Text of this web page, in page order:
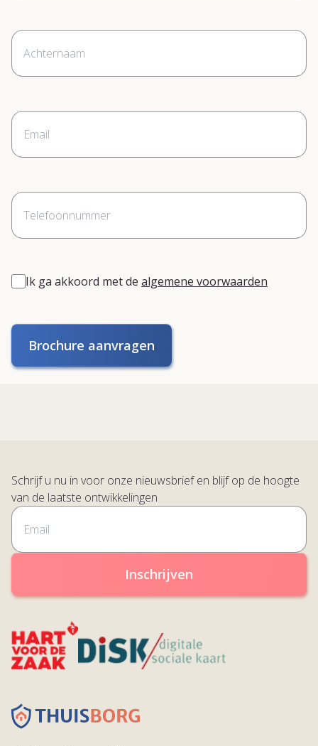
Ik ga akkoord met de algemene voorwaarden
Brochure aanvragen
Schrijf u nu in voor onze nieuwsbrief en blijf op de hoogte
van de laatste ontwikkelingen
Inschrijven